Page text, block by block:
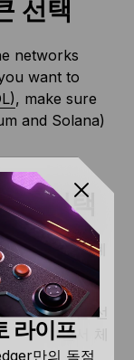
선택
networks
want to
, make sure
and Solana)
스 선택
택한 암호화폐
니다.
중 하나를 선
유지하면서 체
라이프
만의 독점